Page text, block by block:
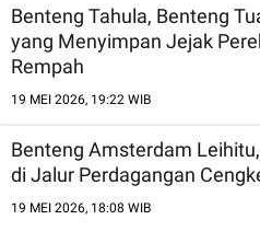
Benteng Tahula, Benteng
yang Menyimpan Jejak
Rempah
19 MEI 2026, 19:22 WIB
Benteng Amsterdam
di Jalur Perdagangan
19 MEI 2026, 18:08 WIB